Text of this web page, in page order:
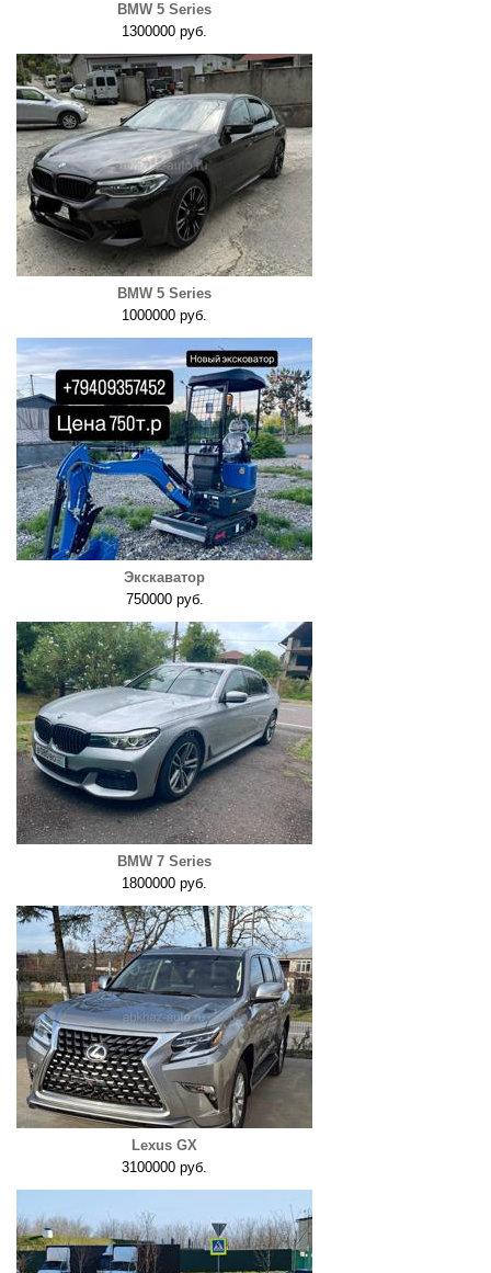
BMW 5 Series
1300000 руб.
BMW 5 Series
1000000 руб.
Экскаватор
750000 руб.
BMW 7 Series
1800000 руб.
Lexus GX
3100000 руб.